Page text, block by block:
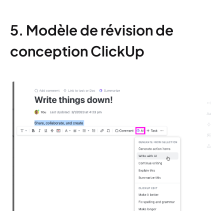
5. Modèle de révision de
conception ClickUp